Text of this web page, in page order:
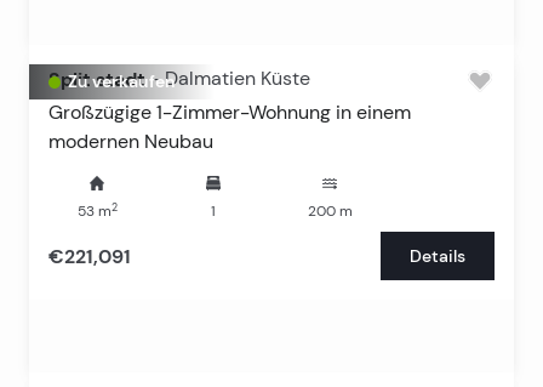
Zu verkaufen
Split stadt - Dalmatien Küste
Großzügige 1-Zimmer-Wohnung in einem
modernen Neubau
53m2 1 200m
€221,091 Details